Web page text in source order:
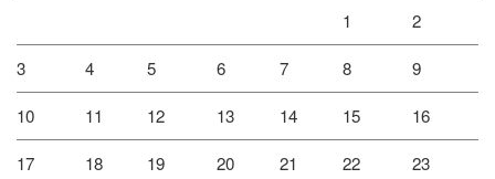
1 2
3 4 5 6 7 8 9
10 11 12 13 14 15 16
17 18 19 20 21 22 23